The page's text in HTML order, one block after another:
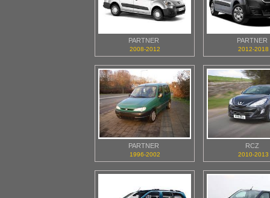
PARTNER
2008-2012
PARTNER
2012-2018
PARTNER
1996-2002
RCZ
2010-2013